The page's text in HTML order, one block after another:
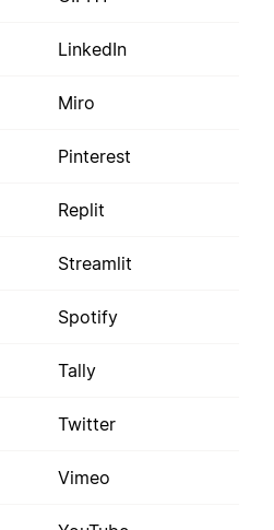
LinkedIn
Miro
Pinterest
Replit
Streamlit
Spotify
Tally
Twitter
Vimeo